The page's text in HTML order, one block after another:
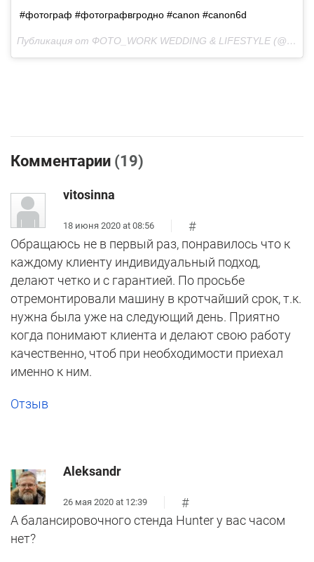
#фотограф #фотографвгродно #canon #canon6d
Публикация от ФОТО_WORK WEDDING & LIFESTYLE (@shyshko_ruslan) Окт 27 2017 в 4:58 PDT
Комментарии (19)
vitosinna
18 июня 2020 at 08:56
#
Обращаюсь не в первый раз, понравилось что к
каждому клиенту индивидуальный подход,
делают четко и с гарантией. По просьбе
отремонтировали машину в кротчайший срок, т.к.
нужна была уже на следующий день. Приятно
когда понимают клиента и делают свою работу
качественно, чтоб при необходимости приехал
именно к ним.
Отзыв
Aleksandr
26 мая 2020 at 12:39
#
А балансировочного стенда Hunter у вас часом
нет?